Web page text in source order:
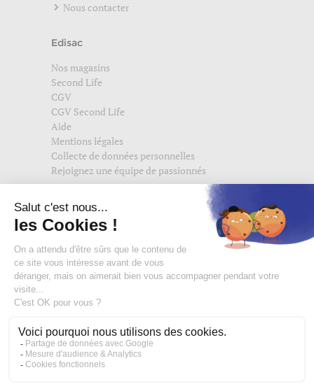
Nous contacter
Edisac
Nos magasins
Second Life
CGV
CGV Second Life
Aide
Mentions légales
Collecte de données personnelles
Rejoignez une équipe de passionnés
edisac.com
edisac.nl.
Rejoignez la communauté edisac :
Des modeuses comblées